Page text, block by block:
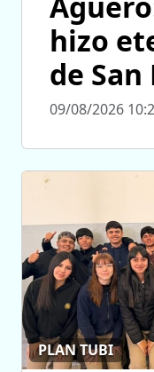
hizo
de San
09/08/2026
PLAN TUBI